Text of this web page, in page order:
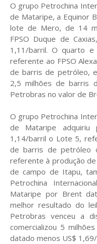
O grupo Petrochina
de Mataripe, a Equinor
lote de Mero, de 14
FPSO Duque de
1,11/barril. O quarto
referente ao FPSO
de barris de petróleo,
2,5 milhões de barris
Petrobras no valor de
O grupo Petrochina
de Mataripe
1,14/barril o Lote 5,
de barris de petróleo
referente à produção
de campo de Itapu,
Petrochina
Mataripe por Brent
melhor resultado do
Petrobras venceu a
comercializou 5
datado menos US$